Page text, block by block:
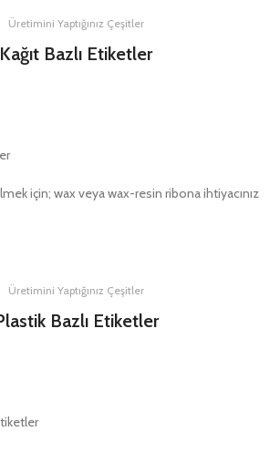
Üretimini Yaptığınız Çeşitler
Kağıt Bazlı Etiketler
için; wax veya wax-resin ribona ihtiyacınız
Üretimini Yaptığınız Çeşitler
Bazlı Etiketler